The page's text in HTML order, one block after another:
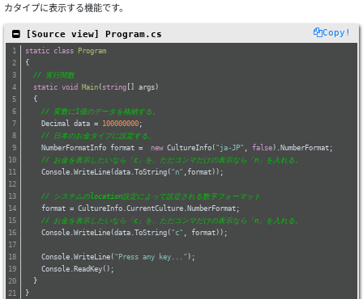
カタイプに表示する機能です。
Copy!
[Source view] Program.cs
static class Program
{
// 実行関数
static void Main ( string [] args)
  {
// 変数に1億のデータを格納する。
    Decimal data =
100000000 ;
// 日本のお金タイプに設定する。
    NumberFormatInfo format =
new CultureInfo( "ja-JP" , false).NumberFormat;
// お金を表示したいなら「c」を、ただコンマだけの表示なら「n」を入れる。
    Console.WriteLine(data.ToString(
"n" ,format));
// システムのlocation設定によって設定される数字フォーマット
    format = CultureInfo.CurrentCulture.NumberFormat;
// お金を表示したいなら「c」を、ただコンマだけの表示なら「n」を入れる。
    Console.WriteLine(data.ToString(
"c" , format));
    Console.WriteLine(
"Press any key..." );
    Console.ReadKey();
  }
}